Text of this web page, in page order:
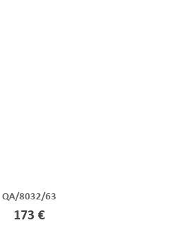
QA/8032/63
173 €